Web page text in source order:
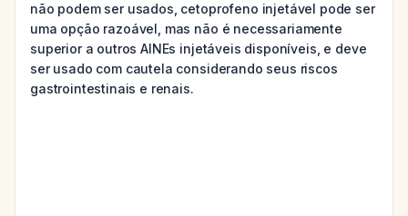
não podem ser usados, cetoprofeno injetável pode ser
uma opção razoável, mas não é necessariamente
superior a outros AINEs injetáveis disponíveis, e deve
ser usado com cautela considerando seus riscos
gastrointestinais e renais.